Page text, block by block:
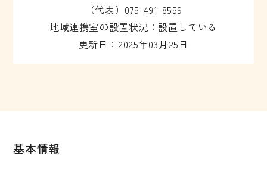
（代表）075-491-8559
地域連携室の設置状況：設置している
更新日：2025年03月25日
基本情報